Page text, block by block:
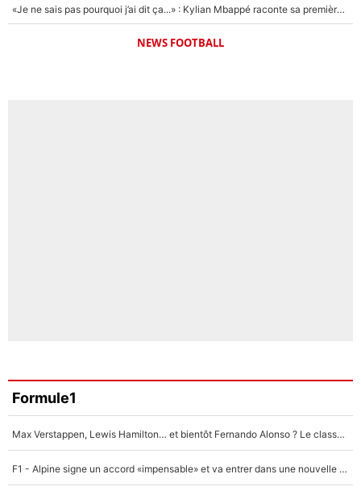
«Je ne sais pas pourquoi j’ai dit ça...» : Kylian Mbappé raconte sa première rencontre avec Zinédine Zidane (et c’est très drôle)
NEWS FOOTBALL
Formule1
Max Verstappen, Lewis Hamilton… et bientôt Fernando Alonso ? Le classement des pilotes les mieux payés en Formule 1 risque de changer !
F1 - Alpine signe un accord «impensable» et va entrer dans une nouvelle dimension : Grande nouvelle pour Pierre Gasly !